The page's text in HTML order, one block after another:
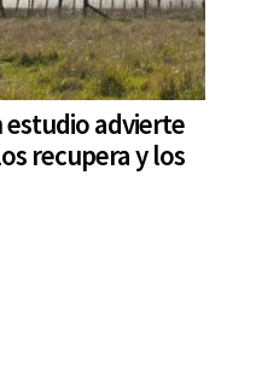
estudio advierte
recupera y los